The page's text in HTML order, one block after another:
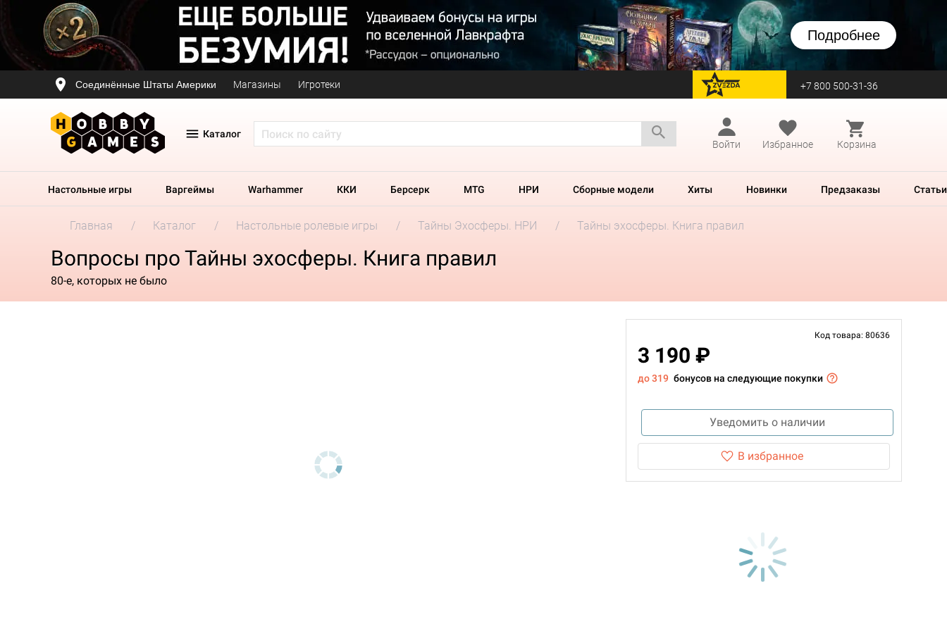
Подробнее
Соединённые Штаты Америки Магазины Игротеки перейти на Zvezda +7 800 500-31-36
Каталог
Войти
Избранное Корзина
Настольные игры Варгеймы Warhammer ККИ Берсерк MTG НРИ Сборные модели Хиты Новинки Предзаказы Статьи
Главная Каталог Настольные ролевые игры Тайны Эхосферы. НРИ Тайны эхосферы. Книга правил
Вопросы про Тайны эхосферы. Книга правил
80-е, которых не было
Код товара: 80636
3 190 ₽
до 319 бонусов на следующие покупки
Уведомить о наличии
В избранное